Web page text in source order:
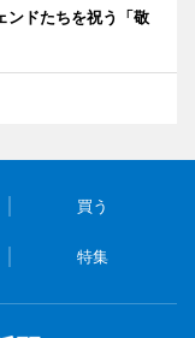
ンドたちを祝う「敬
買う
特集